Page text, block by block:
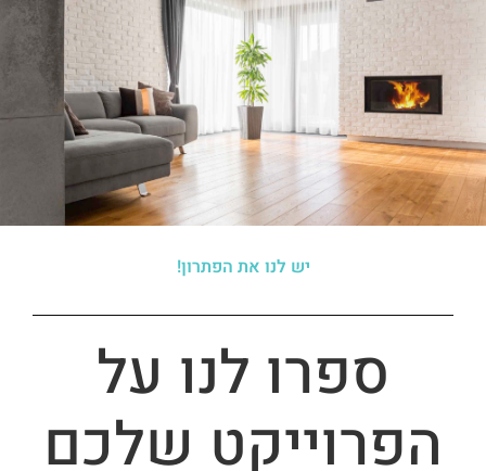
יש לנו את הפתרון!
ספרו לנו על
הפרוייקט שלכם